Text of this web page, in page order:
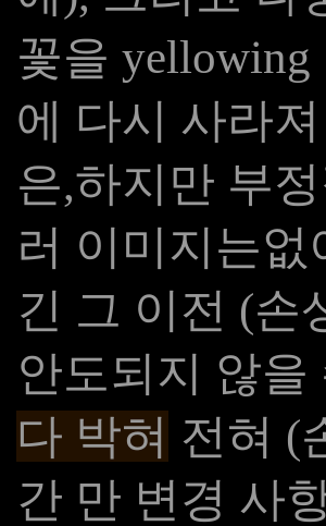
꽃을
에 다시 사라
은,하지만 부
러 이미지는
긴 그 이전 (손
안도되지 않
다 박혀 전혀 (
간 만 변경 사